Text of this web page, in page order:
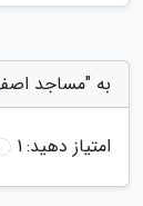
به "مساجد
امتیاز دهید:1